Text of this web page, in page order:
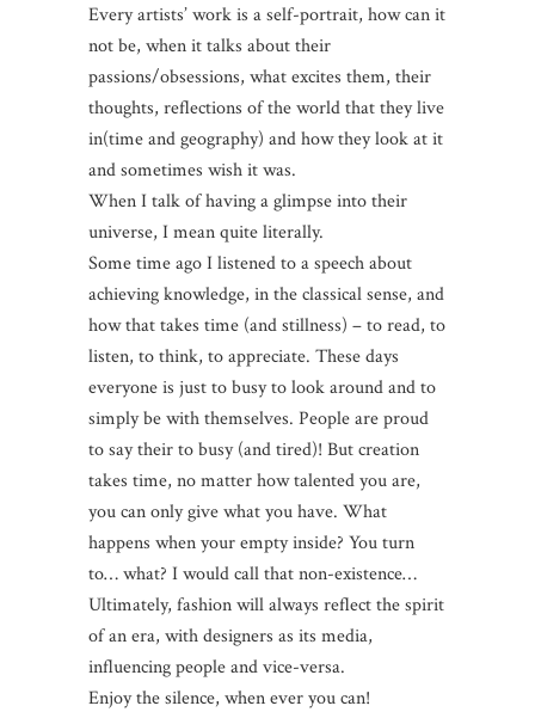
Every artists’ work is a self-portrait, how can it
not be, when it talks about their
passions/obsessions, what excites them, their
thoughts, reflections of the world that they live
in(time and geography) and how they look at it
and sometimes wish it was.
When I talk of having a glimpse into their
universe, I mean quite literally.
Some time ago I listened to a speech about
achieving knowledge, in the classical sense, and
how that takes time (and stillness) – to read, to
listen, to think, to appreciate. These days
everyone is just to busy to look around and to
simply be with themselves. People are proud
to say their to busy (and tired)! But creation
takes time, no matter how talented you are,
you can only give what you have. What
happens when your empty inside? You turn
to… what? I would call that non-existence…
Ultimately, fashion will always reflect the spirit
of an era, with designers as its media,
influencing people and vice-versa.
Enjoy the silence, when ever you can!